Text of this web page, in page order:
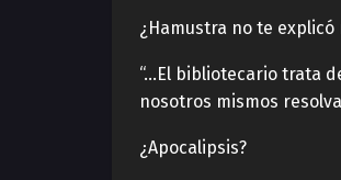
¿Hamustra no te explicó
“…El bibliotecario trata
nosotros mismos
¿Apocalipsis?